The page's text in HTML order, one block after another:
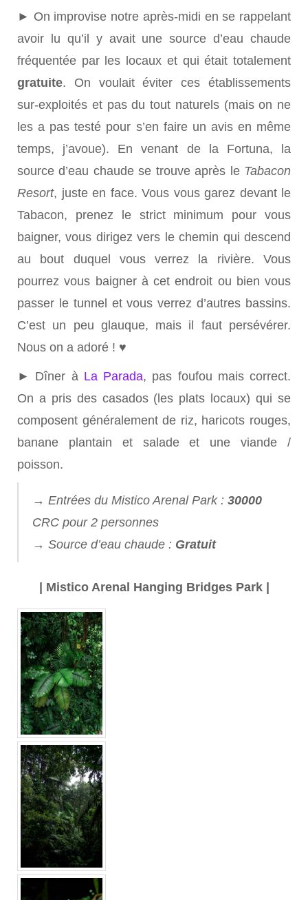
► On improvise notre après-midi en se rappelant
avoir lu qu’il y avait une source d’eau chaude
fréquentée par les locaux et qui était totalement
gratuite. On voulait éviter ces établissements
sur-exploités et pas du tout naturels (mais on ne
les a pas testé pour s’en faire un avis en même
temps, j’avoue). En venant de la Fortuna, la
source d’eau chaude se trouve après leTabacon
Resort, juste en face. Vous vous garez devant le
Tabacon, prenez le strict minimum pour vous
baigner, vous dirigez vers le chemin qui descend
au bout duquel vous verrez la rivière. Vous
pourrez vous baigner à cet endroit ou bien vous
passer le tunnel et vous verrez d’autres bassins.
C’est un peu glauque, mais il faut persévérer.
Nous on a adoré ! ♥
► Dîner à La Parada, pas foufou mais correct.
On a pris des casados (les plats locaux) qui se
composent généralement de riz, haricots rouges,
banane plantain et salade et une viande /
poisson.
→ Entrées du Mistico Arenal Park : 30000
CRC pour 2 personnes
→ Source d’eau chaude : Gratuit
| Mistico Arenal Hanging Bridges Park |